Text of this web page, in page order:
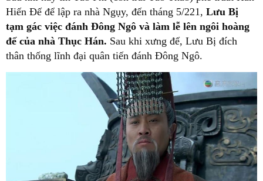
Hiến Đế để lập ra nhà Ngụy, đến tháng 5/221, Lưu Bị
tạm gác việc đánh Đông Ngô và làm lễ lên ngôi hoàng
đế của nhà Thục Hán. Sau khi xưng đế, Lưu Bị đích
thân thống lĩnh đại quân tiến đánh Đông Ngô.